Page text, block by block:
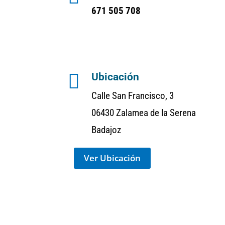
671 505 708
 Ubicación
Calle San Francisco, 3
06430 Zalamea de la Serena
Badajoz
Ver Ubicación